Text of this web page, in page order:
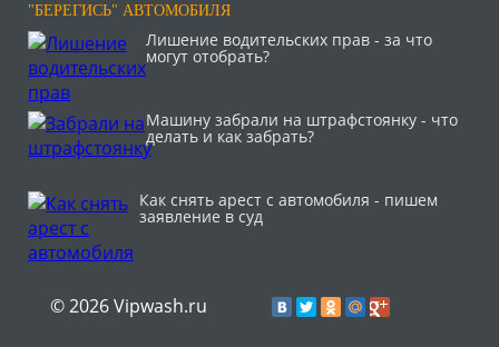
"БЕРЕГИСЬ" АВТОМОБИЛЯ
Лишение водительских прав - за что
могут отобрать?
Машину забрали на штрафстоянку - что
делать и как забрать?
Как снять арест с автомобиля - пишем
заявление в суд
© 2026 Vipwash.ru